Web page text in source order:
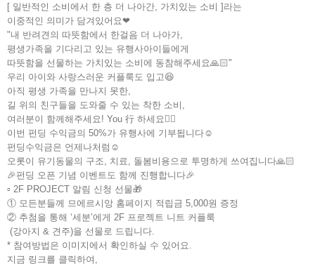
[ 일반적인 소비에서 한 층 더 나아간, 가치있는 소비 ]라는
이중적인 의미가 담겨있어요❤
"내 반려견의 따뜻함에서 한걸음 더 나아가,
평생가족을 기다리고 있는 유행사아이들에게
따뜻함을 선물하는 가치있는 소비에 동참해주세요🙏🏻"
우리 아이와 사랑스러운 커플룩도 입고😆
아직 평생 가족을 만나지 못한,
길 위의 친구들을 도와줄 수 있는 착한 소비,
여러분이 함께해주세요! You 行 하세요❤️‍🔥
이번 펀딩 수익금의 50%가 유행사에 기부됩니다☺️
펀딩수익금은 언제나처럼☺️
오롯이 유기동물의 구조, 치료, 돌봄비용으로 투명하게 쓰여집니다🙏🏻
🎉펀딩 오픈 기념 이벤트도 함께 진행합니다🎉
▫ 2F PROJECT 알림 신청 선물🎁
① 모든분들께 므에르시앙 홈페이지 적립금 5,000원 증정
② 추첨을 통해 ‘세분’에게 2F 프로젝트 니트 커플룩
(강아지 & 견주)을 선물로 드립니다.
* 참여방법은 이미지에서 확인하실 수 있어요.
지금 링크를 클릭하여,